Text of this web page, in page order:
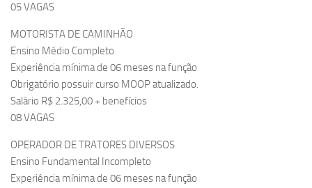
05 VAGAS
MOTORISTA DE CAMINHÃO
Ensino Médio Completo
Experiência mínima de 06 meses na função
Obrigatório possuir curso MOOP atualizado.
Salário R$ 2.325,00 + benefícios
08 VAGAS
OPERADOR DE TRATORES DIVERSOS
Ensino Fundamental Incompleto
Experiência mínima de 06 meses na função